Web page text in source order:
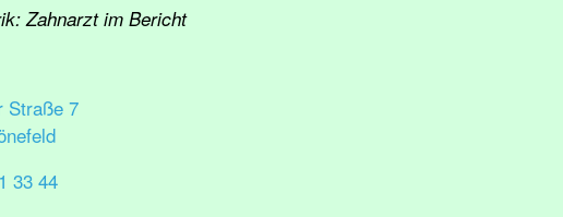
Zahnarzt im Bericht
Straße 7
33 44